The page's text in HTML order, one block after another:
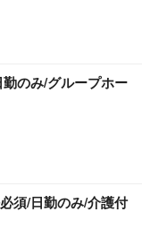
勤のみ/グループホー
須/日勤のみ/介護付